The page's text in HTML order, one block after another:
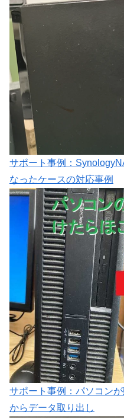
サポート事例：
なったケースの対応事例
サポート事例：パソコン
からデータ取り出し